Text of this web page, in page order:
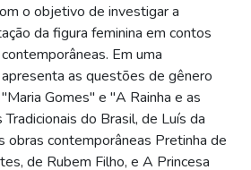
o objetivo de investigar a
da figura feminina em contos
Em uma
as questões de gênero
Gomes" e "A Rainha e as
do Brasil, de Luís da
obras contemporâneas Pretinha de
de Rubem Filho, e A Princesa